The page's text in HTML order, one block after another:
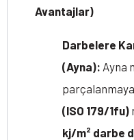
Avantajlar)
Darbelere
(Ayna): Ayna
(ISO 179/1fu)
kj/m² darbe